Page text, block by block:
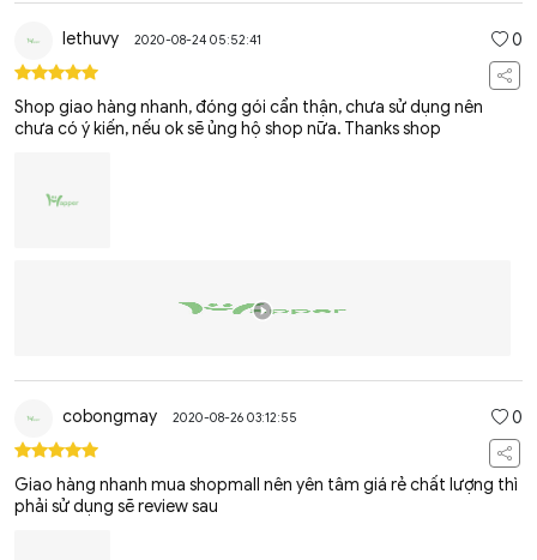
lethuvy 2020-08-24 05:52:41 0
Shop giao hàng nhanh, đóng gói cẩn thận, chưa sử dụng nên
chưa có ý kiến, nếu ok sẽ ủng hộ shop nữa. Thanks shop
cobongmay 2020-08-26 03:12:55 0
Giao hàng nhanh mua shopmall nên yên tâm giá rẻ chất lượng thì
phải sử dụng sẽ review sau